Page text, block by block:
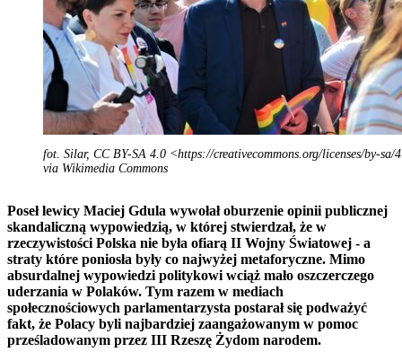
fot. Silar, CC BY-SA 4.0 <https://creativecommons.org/licenses/by-sa/
via Wikimedia Commons
Poseł lewicy Maciej Gdula wywołał oburzenie opinii publicznej
skandaliczną wypowiedzią, w której stwierdzał, że w
rzeczywistości Polska nie była ofiarą II Wojny Światowej - a
straty które poniosła były co najwyżej metaforyczne. Mimo
absurdalnej wypowiedzi politykowi wciąż mało oszczerczego
uderzania w Polaków. Tym razem w mediach
społecznościowych parlamentarzysta postarał się podważyć
fakt, że Polacy byli najbardziej zaangażowanym w pomoc
prześladowanym przez III Rzeszę Żydom narodem.